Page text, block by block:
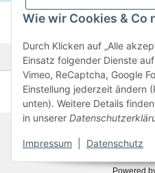
Wie wir Cookies & Co
Durch Klicken auf „Alle
Einsatz folgender Dienste
Vimeo, ReCaptcha, Google
Einstellung jederzeit ändern
unten). Weitere Details
in unserer
Impressum Datenschutz
Zur
Noch kein
© 2026
Powered